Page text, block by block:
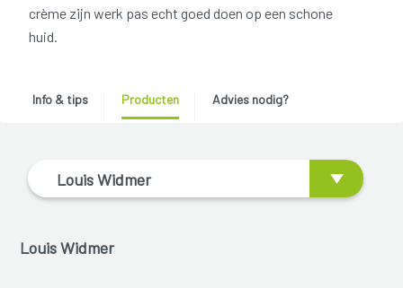
crème zijn werk pas echt goed doen op een schone
huid.
Info & tips Producten Advies nodig?
Louis Widmer
Louis Widmer